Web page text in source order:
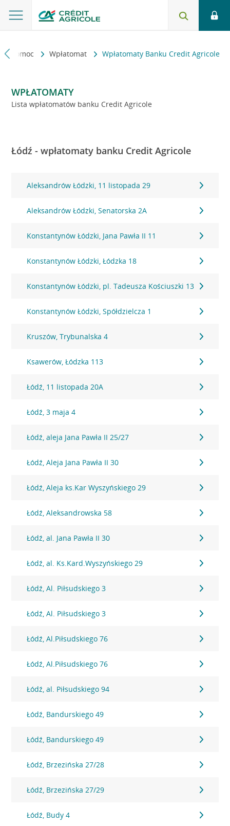
i pomoc Wpłatomat Wpłatomaty Banku Credit Agricole
WPŁATOMATY
Lista wpłatomatów banku Credit Agricole
Łódź - wpłatomaty banku Credit Agricole
Aleksandrów Łódzki, 11 listopada 29
Aleksandrów Łódzki, Senatorska 2A
Konstantynów Łódzki, Jana Pawła II 11
Konstantynów Łódzki, Łódzka 18
Konstantynów Łódzki, pl. Tadeusza Kościuszki 13
Konstantynów Łódzki, Spółdzielcza 1
Kruszów, Trybunalska 4
Ksawerów, Łódzka 113
Łódź, 11 listopada 20A
Łódź, 3 maja 4
Łódź, aleja Jana Pawła II 25/27
Łódź, Aleja Jana Pawła II 30
Łódź, Aleja ks.Kar Wyszyńskiego 29
Łódź, Aleksandrowska 58
Łódź, al. Jana Pawła II 30
Łódź, al. Ks.Kard.Wyszyńskiego 29
Łódź, Al. Piłsudskiego 3
Łódź, Al. Piłsudskiego 3
Łódź, Al.Piłsudskiego 76
Łódź, Al.Piłsudskiego 76
Łódź, al. Piłsudskiego 94
Łódź, Bandurskiego 49
Łódź, Bandurskiego 49
Łódź, Brzezińska 27/28
Łódź, Brzezińska 27/29
Łódź, Budy 4